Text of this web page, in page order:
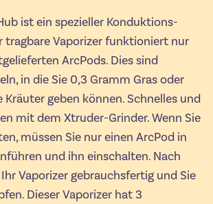
ist ein spezieller Konduktions-
tragbare Vaporizer funktioniert nur
ArcPods. Dies sind
in die Sie 0,3 Gramm Gras oder
geben können. Schnelles und
mit dem Xtruder-Grinder. Wenn Sie
müssen Sie nur einen ArcPod in
und ihn einschalten. Nach
Vaporizer gebrauchsfertig und Sie
Dieser Vaporizer hat 3